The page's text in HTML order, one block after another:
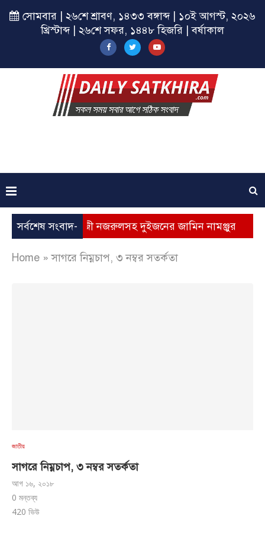
সোমবার | ২৬শে শ্রাবণ, ১৪৩৩ বঙ্গাব্দ | ১০ই আগস্ট, ২০২৬
খ্রিস্টাব্দ | ২৬শে সফর, ১৪৪৮ হিজরি | বর্ষাকাল
সর্বশেষ সংবাদ-
নেতা হাজী নজরুলসহ দুইজনের জামিন নামঞ্জুর
Home »সাগরে নিম্নচাপ, ৩ নম্বর সতর্কতা
জাতীয়
সাগরে নিম্নচাপ, ৩ নম্বর সতর্কতা
আগ ১৬, ২০১৮
0 মন্তব্য
420 ভিউ